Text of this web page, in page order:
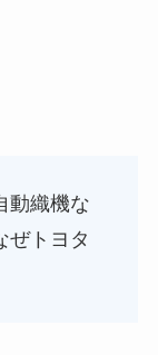
動織機な
ぜトヨタ